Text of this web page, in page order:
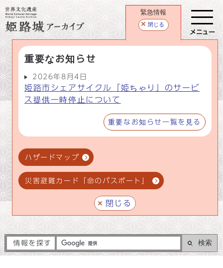
緊急情報
閉じる
重要なお知らせ
2026年8月4日
姫路市シェアサイクル「姫ちゃり」のサービ
ス提供一時停止について
重要なお知らせ一覧を見る
ハザードマップ
災害避難カード「命のパスポート」
閉じる
メニュー
情報を探す 検索